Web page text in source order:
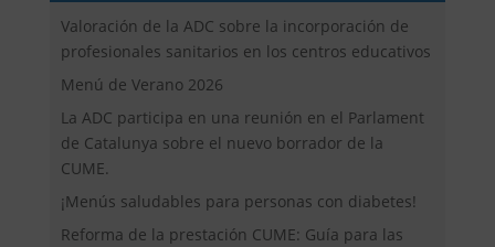
Valoración de la ADC sobre la incorporación de
profesionales sanitarios en los centros educativos
Menú de Verano 2026
La ADC participa en una reunión en el Parlament
de Catalunya sobre el nuevo borrador de la
CUME.
¡Menús saludables para personas con diabetes!
Reforma de la prestación CUME: Guía para las